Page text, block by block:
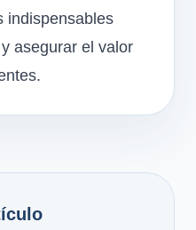
indispensables
asegurar el valor